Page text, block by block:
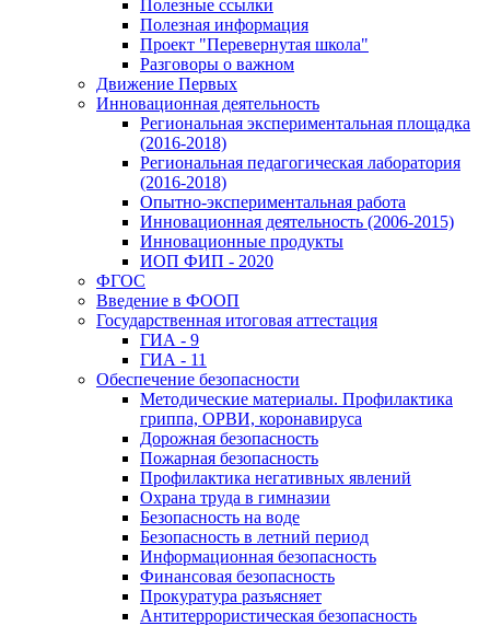
Полезные ссылки
Полезная информация
Проект "Перевернутая школа"
Разговоры о важном
Движение Первых
Инновационная деятельность
Региональная экспериментальная площадка
(2016-2018)
Региональная педагогическая лаборатория
(2016-2018)
Опытно-экспериментальная работа
Инновационная деятельность (2006-2015)
Инновационные продукты
ИОП ФИП - 2020
ФГОС
Введение в ФООП
Государственная итоговая аттестация
ГИА - 9
ГИА - 11
Обеспечение безопасности
Методические материалы. Профилактика
гриппа, ОРВИ, коронавируса
Дорожная безопасность
Пожарная безопасность
Профилактика негативных явлений
Охрана труда в гимназии
Безопасность на воде
Безопасность в летний период
Информационная безопасность
Финансовая безопасность
Прокуратура разъясняет
Антитеррористическая безопасность